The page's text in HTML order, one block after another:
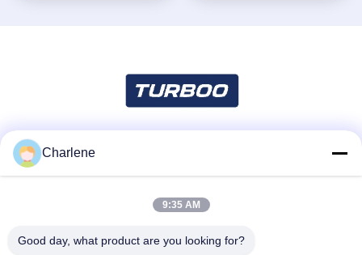
Charlene
9:35 AM
Good day, what product are you looking for?